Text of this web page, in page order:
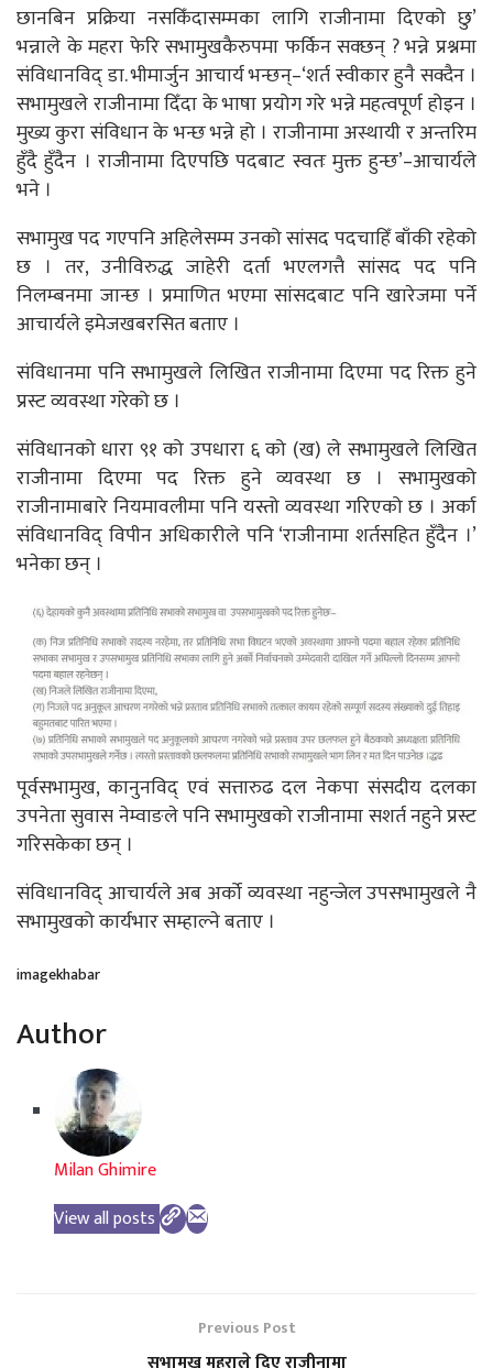
छानबिन प्रक्रिया नसकिँदासम्मका लागि राजीनामा दिएको छु’
भन्नाले के महरा फेरि सभामुखकैरुपमा फर्किन सक्छन् ? भन्ने प्रश्नमा
संविधानविद् डा. भीमार्जुन आचार्य भन्छन्–‘शर्त स्वीकार हुनै सक्दैन ।
सभामुखले राजीनामा दिँदा के भाषा प्रयोग गरे भन्ने महत्वपूर्ण होइन ।
मुख्य कुरा संविधान के भन्छ भन्ने हो । राजीनामा अस्थायी र अन्तरिम
हुँदै हुँदैन । राजीनामा दिएपछि पदबाट स्वतः मुक्त हुन्छ’–आचार्यले
भने ।
सभामुख पद गएपनि अहिलेसम्म उनको सांसद पदचाहिँ बाँकी रहेको
छ । तर, उनीविरुद्ध जाहेरी दर्ता भएलगत्तै सांसद पद पनि
निलम्बनमा जान्छ । प्रमाणित भएमा सांसदबाट पनि खारेजमा पर्ने
आचार्यले इमेजखबरसित बताए ।
संविधानमा पनि सभामुखले लिखित राजीनामा दिएमा पद रिक्त हुने
प्रस्ट व्यवस्था गरेको छ ।
संविधानको धारा ९१ को उपधारा ६ को (ख) ले सभामुखले लिखित
राजीनामा दिएमा पद रिक्त हुने व्यवस्था छ । सभामुखको
राजीनामाबारे नियमावलीमा पनि यस्तो व्यवस्था गरिएको छ । अर्का
संविधानविद् विपीन अधिकारीले पनि ‘राजीनामा शर्तसहित हुँदैन ।’
भनेका छन् ।
पूर्वसभामुख, कानुनविद् एवं सत्तारुढ दल नेकपा संसदीय दलका
उपनेता सुवास नेम्वाङले पनि सभामुखको राजीनामा सशर्त नहुने प्रस्ट
गरिसकेका छन् ।
संविधानविद् आचार्यले अब अर्को व्यवस्था नहुन्जेल उपसभामुखले नै
सभामुखको कार्यभार सम्हाल्ने बताए ।
imagekhabar
Author
Milan Ghimire
View all posts
Previous Post